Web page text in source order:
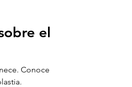
el
Conoce